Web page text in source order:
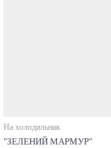
На холодильник
"ЗЕЛЕНИЙ МАРМУР"